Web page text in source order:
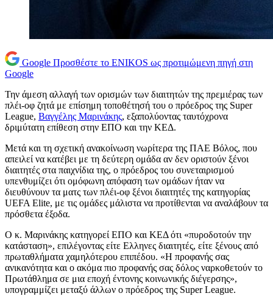
Google Προσθέστε το ENIKOS ως προτιμώμενη πηγή στη
Google
Την άμεση αλλαγή των ορισμών των διαιτητών της πρεμιέρας των
πλέι-οφ ζητά με επίσημη τοποθέτησή του ο πρόεδρος της Super
League, Βαγγέλης Μαρινάκης, εξαπολύοντας ταυτόχρονα
δριμύτατη επίθεση στην ΕΠΟ και την ΚΕΔ.
Μετά και τη σχετική ανακοίνωση νωρίτερα της ΠΑΕ Βόλος, που
απειλεί να κατέβει με τη δεύτερη ομάδα αν δεν οριστούν ξένοι
διαιτητές στα παιχνίδια της, ο πρόεδρος του συνεταιρισμού
υπενθυμίζει ότι ομόφωνη απόφαση των ομάδων ήταν να
διευθύνουν τα ματς των πλέι-οφ ξένοι διαιτητές της κατηγορίας
UEFA Elite, με τις ομάδες μάλιστα να προτίθενται να αναλάβουν τα
πρόσθετα έξοδα.
Ο κ. Μαρινάκης κατηγορεί ΕΠΟ και ΚΕΔ ότι «πυροδοτούν την
κατάσταση», επιλέγοντας είτε Ελληνες διαιτητές, είτε ξένους από
πρωταθλήματα χαμηλότερου επιπέδου. «Η προφανής σας
ανικανότητα και ο ακόμα πιο προφανής σας δόλος ναρκοθετούν το
Πρωτάθλημα σε μια εποχή έντονης κοινωνικής διέγερσης»,
υπογραμμίζει μεταξύ άλλων ο πρόεδρος της Super League.